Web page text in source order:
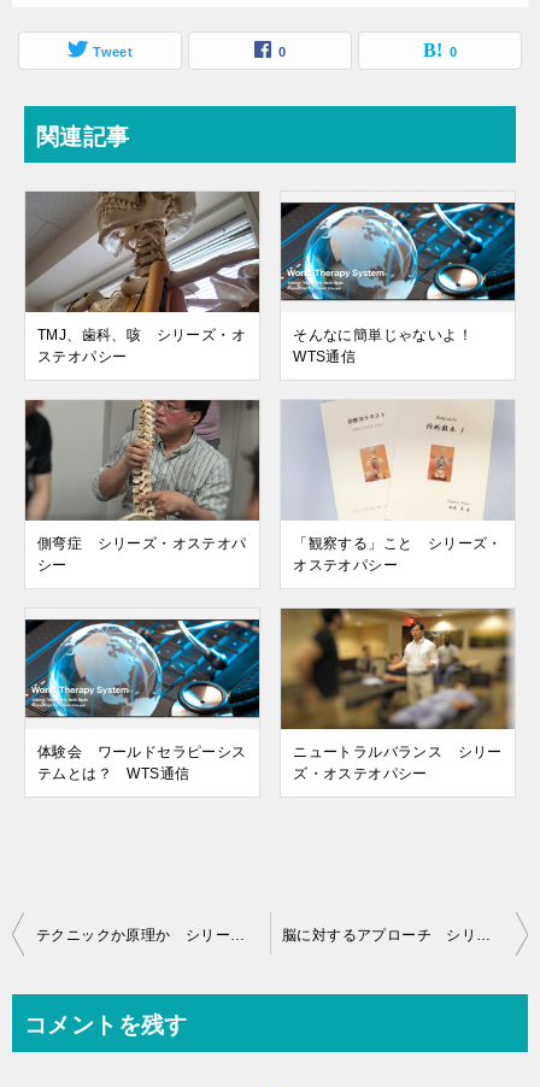
Tweet 0 0
関連記事
TMJ、歯科、咳 シリーズ・オ
ステオパシー
そんなに簡単じゃないよ！
WTS通信
側弯症 シリーズ・オステオパ
シー
「観察する」こと シリーズ・
オステオパシー
体験会 ワールドセラピーシス
テムとは？ WTS通信
ニュートラルバランス シリー
ズ・オステオパシー
投
ビ
テクニックか原理か シリーズ・オステオパシー 脳に対するアプローチ シリーズ・オステオパシー
コメントを残す